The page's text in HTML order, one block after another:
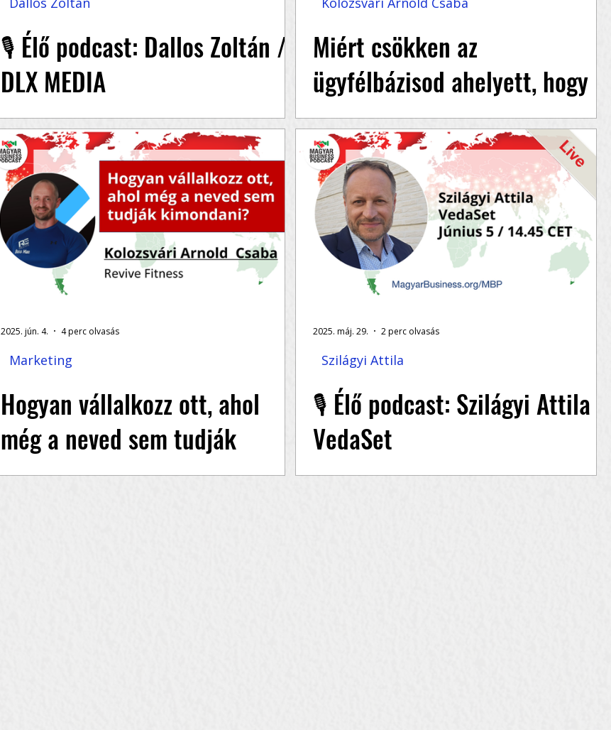
🎙️ Élő podcast: Dallos Zoltán /
DLX MEDIA
Marketingügynökség
Vendégünk már korábban is járt nálunk – az
akkori adást itt hallgathatod meg Csatlakozz az
élő adáshoz , ha kíváncsi vagy, hogyan épít...
Miért csökken az
ügyfélbázisod ahelyett, hogy
növekedne?
Ha mélyebben érdekel, hogyan lehet újraépíteni
egy csökkenő ügyfélbázist, hallgasd meg a teljes
epizódot – Kolozsvári Arnold őszinte,...
Hogyan vállalkozz ott, ahol
még a neved sem tudják
kimondani?
Marketing
2025. jún. 4. 4 perc olvasás
🎙️ Élő podcast: Szilágyi Attila /
VedaSet
Szilágyi Attila neve egyet jelent a tudatossággal,
Szilágyi Attila
2025. máj. 29. 2 perc olvasás